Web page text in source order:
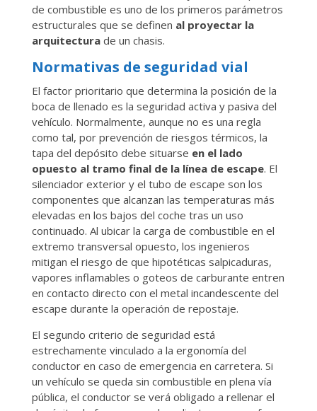
de combustible es uno de los primeros parámetros
estructurales que se definen al proyectar la
arquitecturade un chasis.
Normativas de seguridad vial
El factor prioritario que determina la posición de la
boca de llenado es la seguridad activa y pasiva del
vehículo. Normalmente, aunque no es una regla
como tal, por prevención de riesgos térmicos, la
tapa del depósito debe situarse en el lado
opuesto al tramo final de la línea de escape. El
silenciador exterior y el tubo de escape son los
componentes que alcanzan las temperaturas más
elevadas en los bajos del coche tras un uso
continuado. Al ubicar la carga de combustible en el
extremo transversal opuesto, los ingenieros
mitigan el riesgo de que hipotéticas salpicaduras,
vapores inflamables o goteos de carburante entren
en contacto directo con el metal incandescente del
escape durante la operación de repostaje.
El segundo criterio de seguridad está
estrechamente vinculado a la ergonomía del
conductor en caso de emergencia en carretera. Si
un vehículo se queda sin combustible en plena vía
pública, el conductor se verá obligado a rellenar el